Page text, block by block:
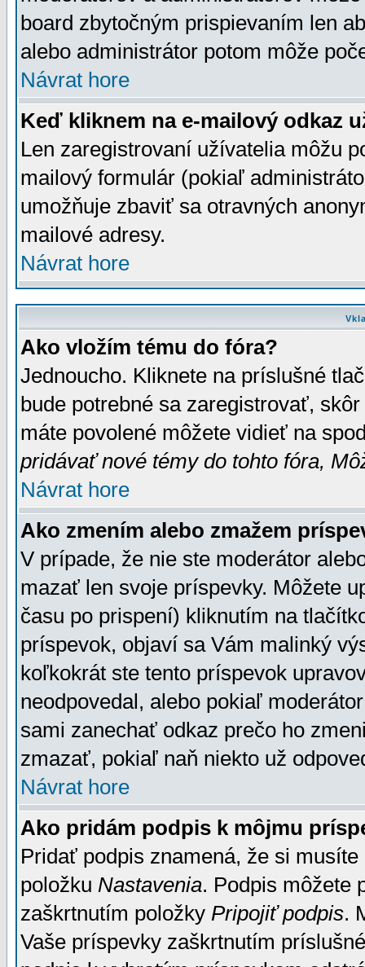
board zbytočným prispievaním len
alebo administrátor potom môže
Návrat hore
Keď kliknem na e-mailový odkaz
Len zaregistrovaní užívatelia môžu
mailový formulár (pokiaľ
umožňuje zbaviť sa otravných
mailové adresy.
Návrat hore
Ako vložím tému do fóra?
Jednoucho. Kliknete na príslušné
bude potrebné sa zaregistrovať,
máte povolené môžete vidieť na
pridávať nové témy do tohto fóra,
Návrat hore
Ako zmením alebo zmažem
V prípade, že nie ste moderátor
mazať len svoje príspevky. Môžete
času po prispení) kliknutím na
príspevok, objaví sa Vám malinký
koľkokrát ste tento príspevok
neodpovedal, alebo pokiaľ
sami zanechať odkaz prečo ho
zmazať, pokiaľ naň niekto už
Návrat hore
Ako pridám podpis k môjmu
Pridať podpis znamená, že si
položku Nastavenia. Podpis môžete
zaškrtnutím položky Pripojiť podpis.
Vaše príspevky zaškrtnutím